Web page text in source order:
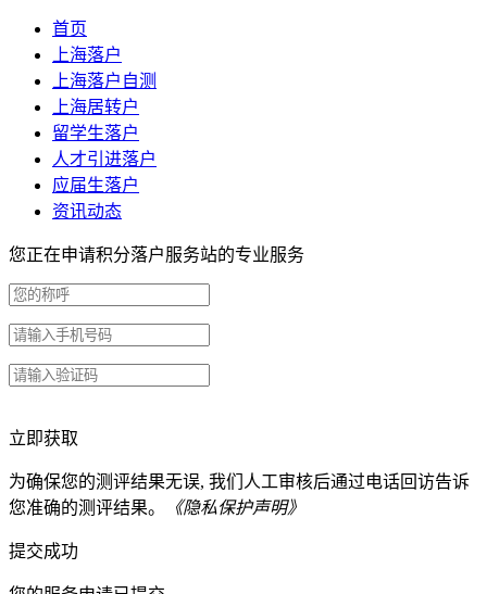
首页
上海落户
上海落户自测
上海居转户
留学生落户
人才引进落户
应届生落户
资讯动态
您正在申请积分落户服务站的专业服务
立即获取
为确保您的测评结果无误, 我们人工审核后通过电话回访告诉
您准确的测评结果。
《隐私保护声明》
提交成功